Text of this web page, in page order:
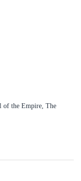
of the Empire, The